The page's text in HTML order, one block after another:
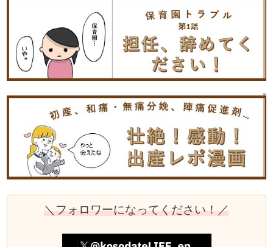
＼フォロワーになってください！／